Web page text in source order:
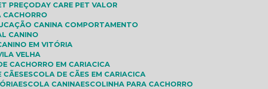
PREÇO
DAY CARE PET VALOR
CACHORRO
CANINA COMPORTAMENTO
CANINO
EM VITÓRIA
VELHA
CACHORRO EM CARIACICA
CÃES
ESCOLA DE CÃES EM CARIACICA
ESCOLA CANINA ESCOLINHA PARA CACHORRO